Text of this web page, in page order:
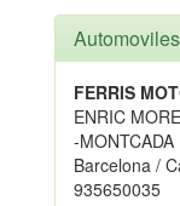
FERRIS
ENRIC
-MONTCADA
Barcelona /
935650035